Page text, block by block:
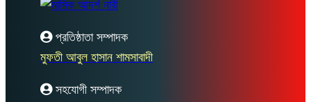
প্রতিষ্ঠাতা সম্পাদক
মুফতী আবুল হাসান শামসাবাদী
সহযোগী সম্পাদক